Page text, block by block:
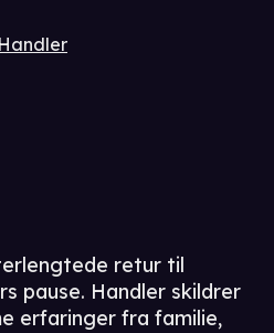
retur til
pause. Handler skildrer
erfaringer fra familie,